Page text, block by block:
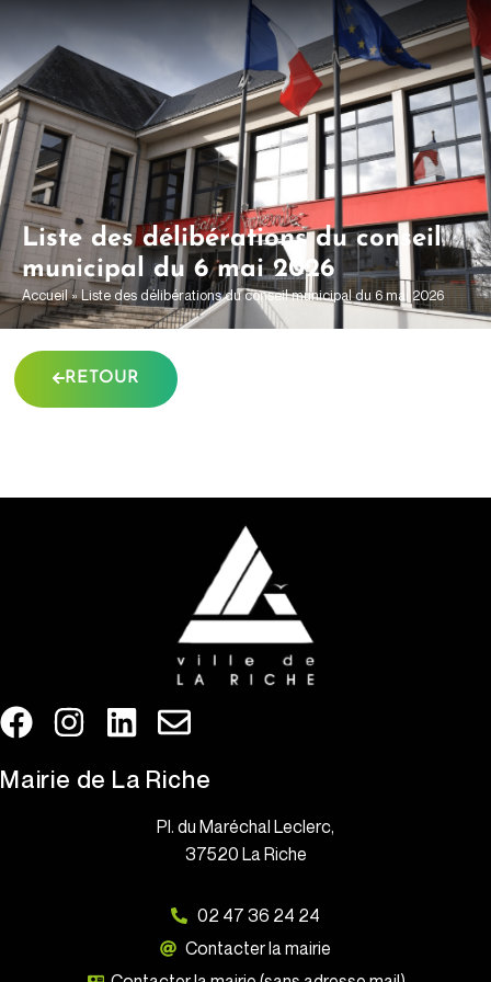
Liste des délibérations du conseil
municipal du 6 mai 2026
Accueil»Liste des délibérations du conseil municipal du 6 mai 2026
RETOUR
Mairie de La Riche
Pl. du Maréchal Leclerc,
37520 La Riche
02 47 36 24 24
Contacter la mairie